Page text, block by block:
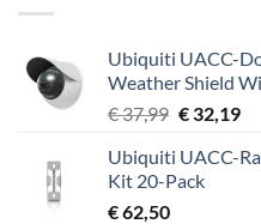
Ubiquiti UACC-
Weather Shield
€37,99
was:
€ 37,99.
€32,19
is:
Ubiquiti UACC-
Kit 20-Pack
€62,50